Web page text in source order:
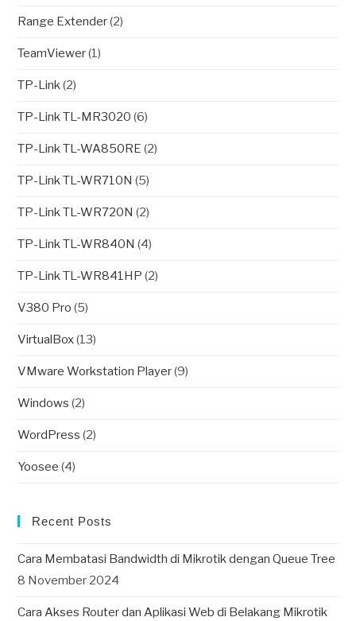
Range Extender(2)
TeamViewer(1)
TP-Link(2)
TP-Link TL-MR3020 (6)
TP-Link TL-WA850RE (2)
TP-Link TL-WR710N (5)
TP-Link TL-WR720N (2)
TP-Link TL-WR840N (4)
TP-Link TL-WR841HP (2)
V380 Pro (5)
VirtualBox(13)
VMware Workstation Player(9)
Windows (2)
WordPress (2)
Yoosee (4)
Recent Posts
Cara Membatasi Bandwidth di Mikrotik dengan Queue Tree
8 November 2024
Cara Akses Router dan Aplikasi Web di Belakang Mikrotik